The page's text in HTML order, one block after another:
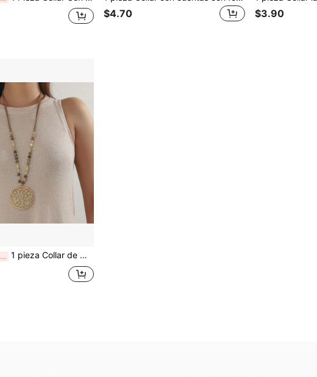
$4.70 $3.90
¡Últimos 2 días 1 pieza Collar de metal con cuentas con diseño del árbol de la vida, adecuado para uso diario de mujer